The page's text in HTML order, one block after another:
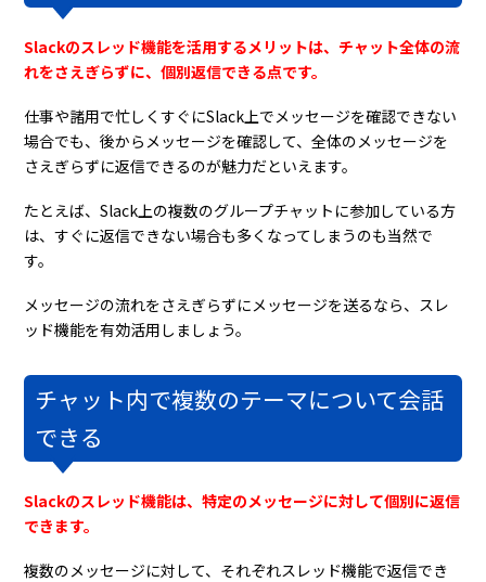
Slackのスレッド機能を活用するメリットは、チャット全体の流
れをさえぎらずに、個別返信できる点です。
仕事や諸用で忙しくすぐにSlack上でメッセージを確認できない
場合でも、後からメッセージを確認して、全体のメッセージを
さえぎらずに返信できるのが魅力だといえます。
たとえば、Slack上の複数のグループチャットに参加している方
は、すぐに返信できない場合も多くなってしまうのも当然で
す。
メッセージの流れをさえぎらずにメッセージを送るなら、スレ
ッド機能を有効活用しましょう。
チャット内で複数のテーマについて会話
できる
Slackのスレッド機能は、特定のメッセージに対して個別に返信
できます。
複数のメッセージに対して、それぞれスレッド機能で返信でき